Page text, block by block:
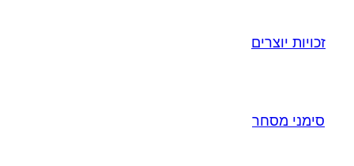
זכויות יוצרים
סימני מסחר